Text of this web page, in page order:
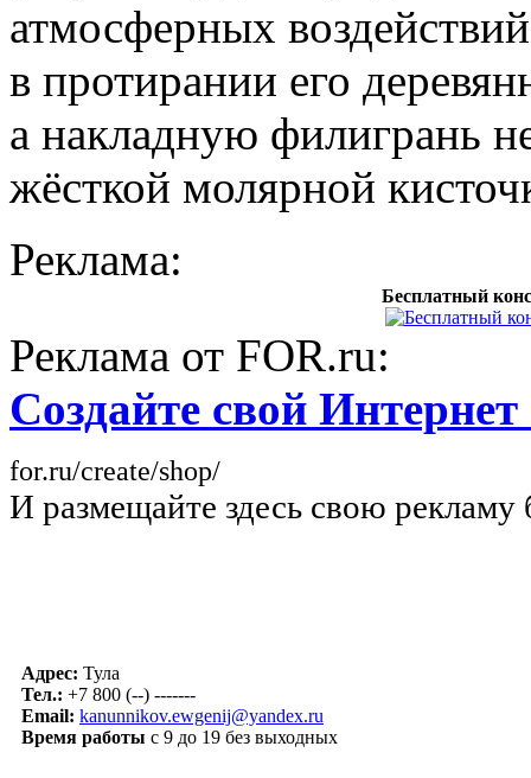
атмосферных
в протирании его
а накладную филигрань
жёсткой молярной
Реклама:
Бесплатный
Реклама от FOR.ru:
Создайте свой
for.ru/create/shop/
И размещайте здесь свою рекламу
Адрес: Тула
Тел.: +7 800 (--) -------
Email: kanunnikov.ewgenij@yandex.ru
Время работы с 9 до 19 без выходных